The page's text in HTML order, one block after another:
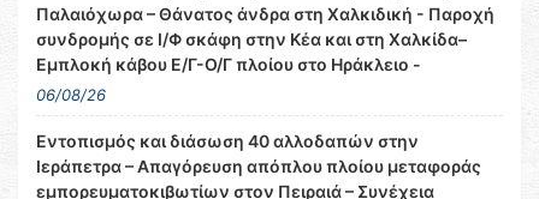
Παλαιόχωρα – Θάνατος άνδρα στη Χαλκιδική - Παροχή
συνδρομής σε Ι/Φ σκάφη στην Κέα και στη Χαλκίδα–
Εμπλοκή κάβου Ε/Γ-Ο/Γ πλοίου στο Ηράκλειο -
06/08/26
Εντοπισμός και διάσωση 40 αλλοδαπών στην
Ιεράπετρα – Απαγόρευση απόπλου πλοίου μεταφοράς
εμπορευματοκιβωτίων στον Πειραιά – Συνέχεια